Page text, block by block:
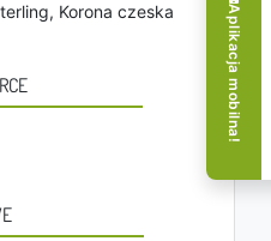
Korona czeska
Aplikacja mobilna!